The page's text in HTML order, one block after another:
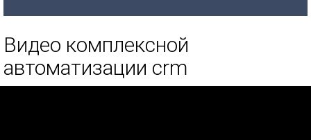
Видео комплексной
автоматизации crm